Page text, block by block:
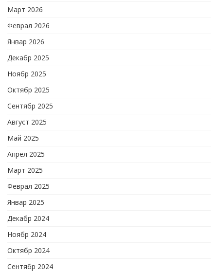
Март 2026
Феврал 2026
Январ 2026
Декабр 2025
Ноябр 2025
Октябр 2025
Сентябр 2025
Август 2025
Май 2025
Апрел 2025
Март 2025
Феврал 2025
Январ 2025
Декабр 2024
Ноябр 2024
Октябр 2024
Сентябр 2024